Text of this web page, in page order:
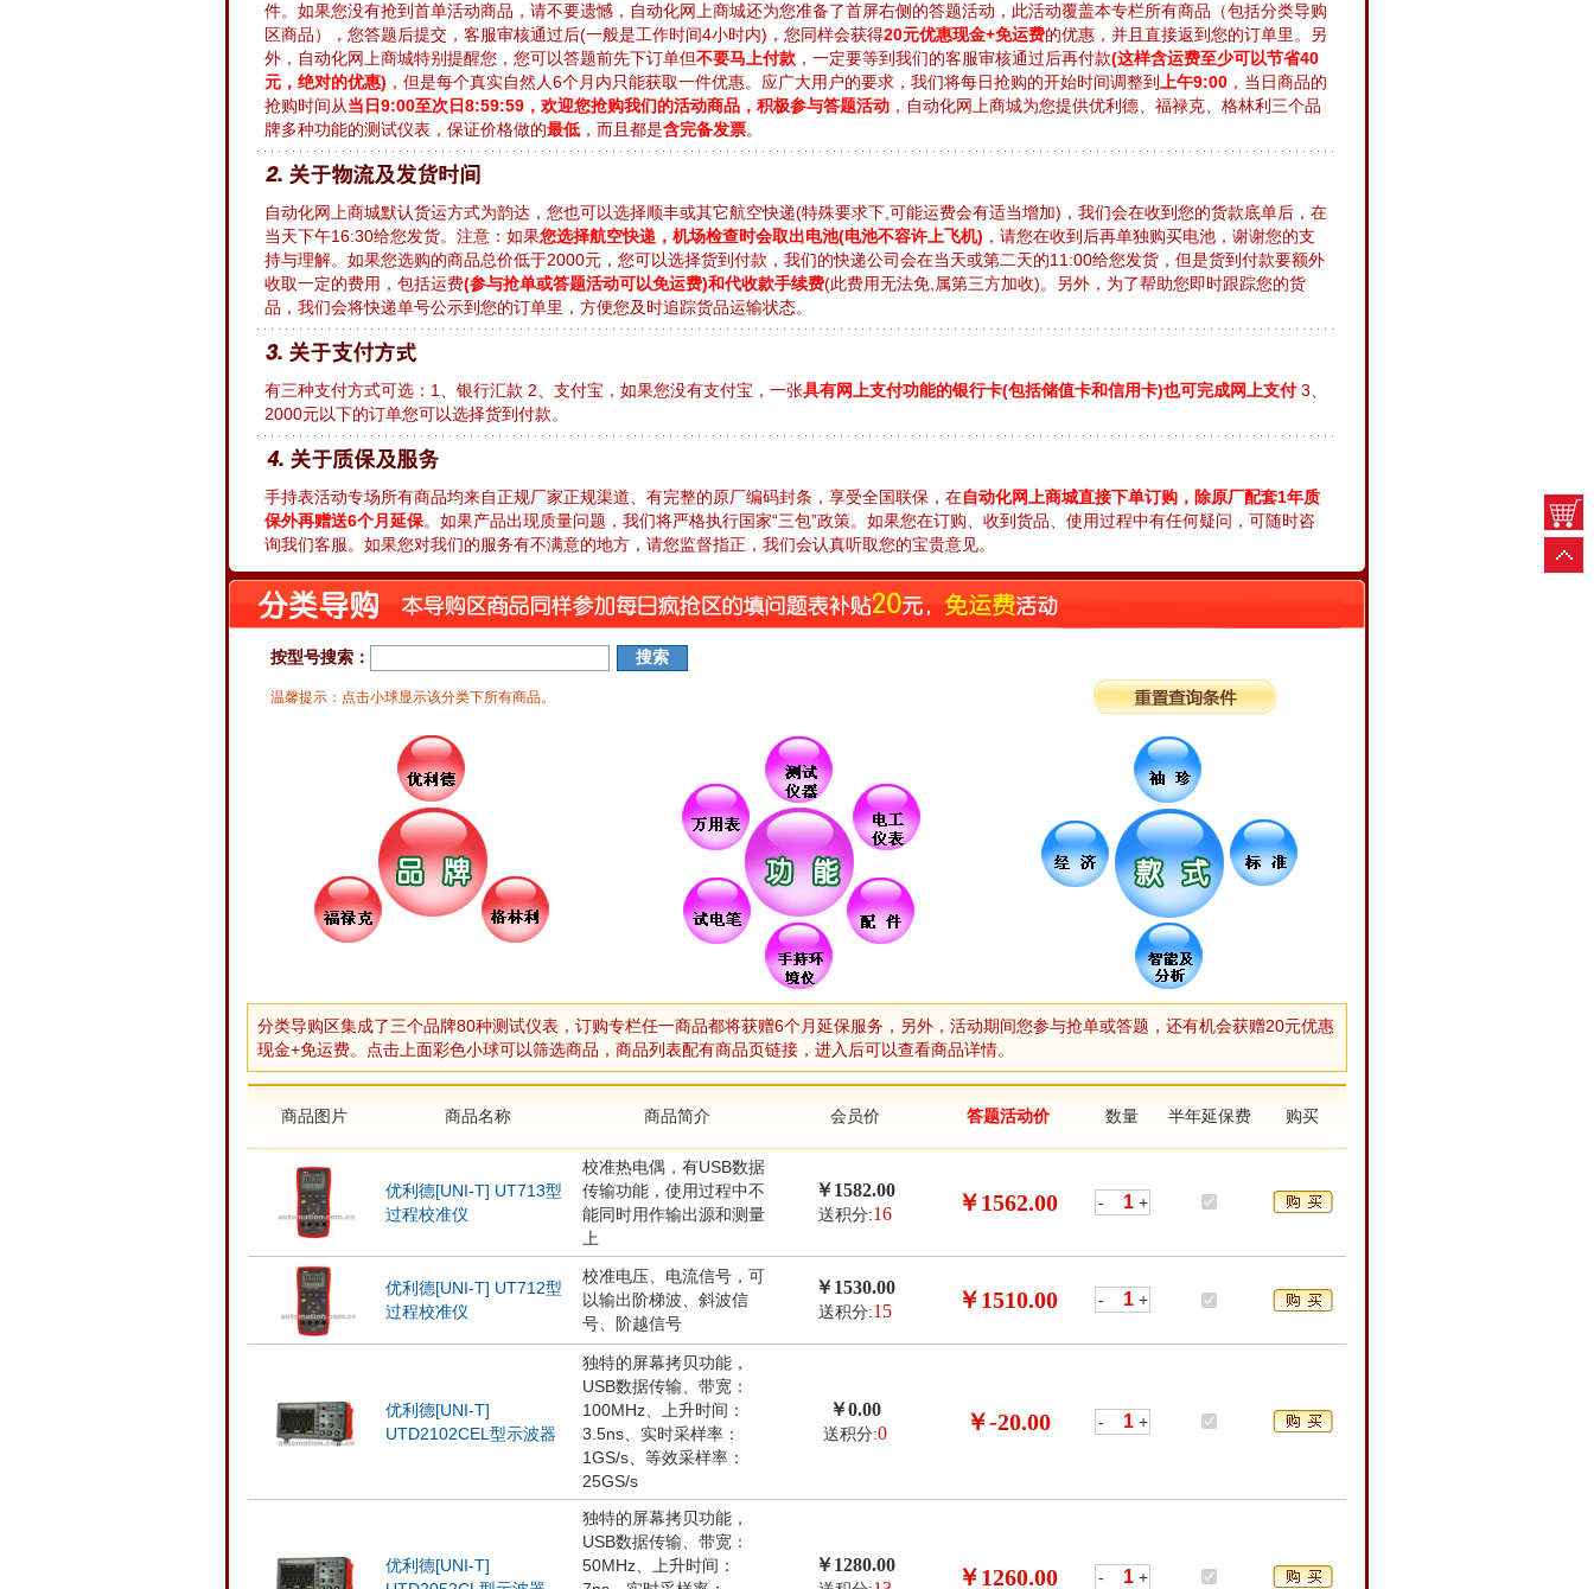
件。如果您没有抢到首单活动商品，请不要遗憾，自动化网上商城还为您准备了首屏右侧的答题活动，此活动覆盖本专栏所有商品（包括分类导购
区商品），您答题后提交，客服审核通过后(一般是工作时间4小时内)，您同样会获得20元优惠现金+免运费的优惠，并且直接返到您的订单里。另
外，自动化网上商城特别提醒您，您可以答题前先下订单但不要马上付款 ，一定要等到我们的客服审核通过后再付款(这样含运费至少可以节省40
元，绝对的优惠) ，但是每个真实自然人6个月内只能获取一件优惠。应广大用户的要求，我们将每日抢购的开始时间调整到 上午9:00 ，当日商品的
抢购时间从当日9:00至次日8:59:59，欢迎您抢购我们的活动商品，积极参与答题活动 ，自动化网上商城为您提供优利德、福禄克、格林利三个品
牌多种功能的测试仪表，保证价格做的最低 ，而且都是含完备发票。
自动化网上商城默认货运方式为韵达，您也可以选择顺丰或其它航空快递(特殊要求下,可能运费会有适当增加)，我们会在收到您的货款底单后，在
当天下午16:30给您发货。注意：如果您选择航空快递，机场检查时会取出电池(电池不容许上飞机) ，请您在收到后再单独购买电池，谢谢您的支
持与理解。如果您选购的商品总价低于2000元，您可以选择货到付款，我们的快递公司会在当天或第二天的11:00给您发货，但是货到付款要额外
收取一定的费用，包括运费(参与抢单或答题活动可以免运费)和代收款手续费(此费用无法免,属第三方加收)。另外，为了帮助您即时跟踪您的货
品，我们会将快递单号公示到您的订单里，方便您及时追踪货品运输状态。
有三种支付方式可选：1、银行汇款 2、支付宝，如果您没有支付宝，一张具有网上支付功能的银行卡(包括储值卡和信用卡)也可完成网上支付3、
2000元以下的订单您可以选择货到付款。
手持表活动专场所有商品均来自正规厂家正规渠道、有完整的原厂编码封条，享受全国联保，在自动化网上商城直接下单订购，除原厂配套1年质
保外再赠送6个月延保。如果产品出现质量问题，我们将严格执行国家“三包”政策。如果您在订购、收到货品、使用过程中有任何疑问，可随时咨
询我们客服。如果您对我们的服务有不满意的地方，请您监督指正，我们会认真听取您的宝贵意见。
按型号搜索：
温馨提示：点击小球显示该分类下所有商品。
分类导购区集成了三个品牌80种测试仪表，订购专栏任一商品都将获赠6个月延保服务，另外，活动期间您参与抢单或答题，还有机会获赠20元优惠
现金+免运费。点击上面彩色小球可以筛选商品，商品列表配有商品页链接，进入后可以查看商品详情。
商品图片 商品名称 商品简介 会员价 答题活动价 数量 半年延保费 购买
优利德[UNI-T] UT713型
过程校准仪
校准热电偶，有USB数据
传输功能，使用过程中不
能同时用作输出源和测量
上
￥1582.00
送积分:16 ￥1562.00 - +
优利德[UNI-T] UT712型
过程校准仪
校准电压、电流信号，可
以输出阶梯波、斜波信
号、阶越信号
￥1530.00
送积分:15 ￥1510.00 - +
优利德[UNI-T]
UTD2102CEL型示波器
独特的屏幕拷贝功能，
USB数据传输、带宽：
100MHz、上升时间：
3.5ns、实时采样率：
1GS/s、等效采样率：
25GS/s
￥0.00
送积分:0 ￥-20.00 - +
优利德[UNI-T]
独特的屏幕拷贝功能，
USB数据传输、带宽：
50MHz、上升时间：
￥1280.00 ￥1260.00 - +